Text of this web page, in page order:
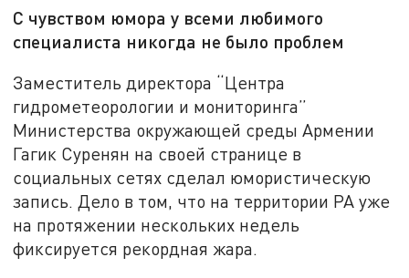
С чувством юмора у всеми любимого
специалиста никогда не было проблем
Заместитель директора “Центра
гидрометеорологии и мониторинга”
Министерства окружающей среды Армении
Гагик Суренян на своей странице в
социальных сетях сделал юмористическую
запись. Дело в том, что на территории РА уже
на протяжении нескольких недель
фиксируется рекордная жара.